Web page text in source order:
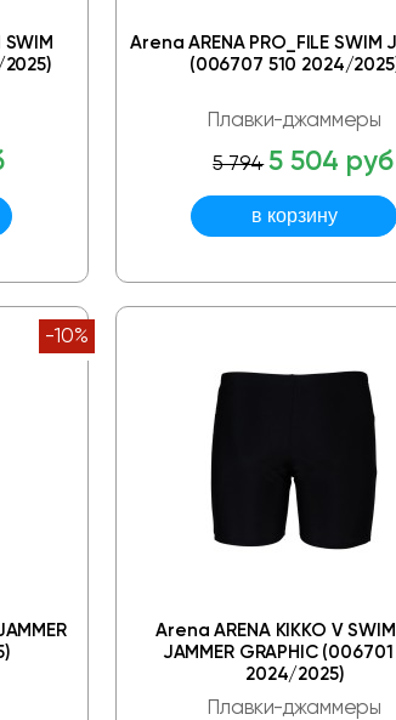
Arena ARENA PRO_FILE SWIM
(006707 510 2024/
Плавки-джаммеры
5 794 5 504 руб
-10%
Arena ARENA KIKKO V
JAMMER GRAPHIC (006701
2024/2025)
Плавки-джаммеры